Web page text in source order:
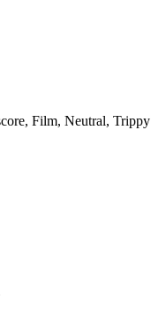
Film, Neutral, Trippy